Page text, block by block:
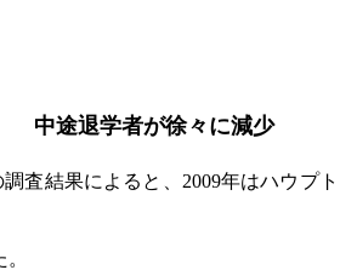
中途退学者が徐々に減少
査結果によると、 2009年はハウプ